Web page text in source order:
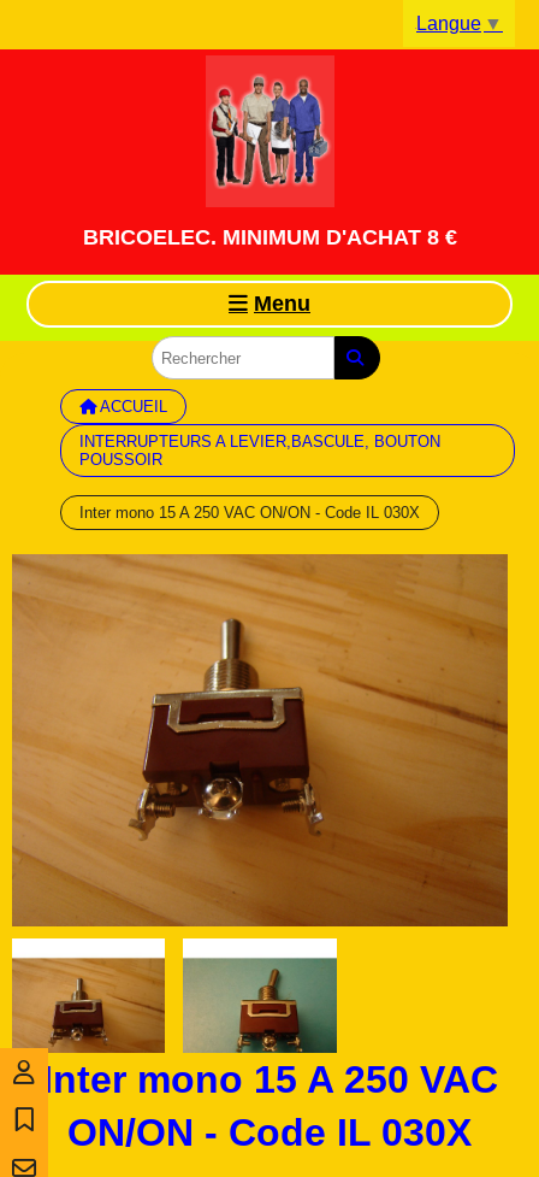
BRICOELEC. MINIMUM D'ACHAT 8 €
Menu
ACCUEIL
INTERRUPTEURS A LEVIER,BASCULE, BOUTON
POUSSOIR
Inter mono 15 A 250 VAC ON/ON - Code IL 030X
Inter mono 15 A 250 VAC
ON/ON - Code IL 030X
Langue ▼